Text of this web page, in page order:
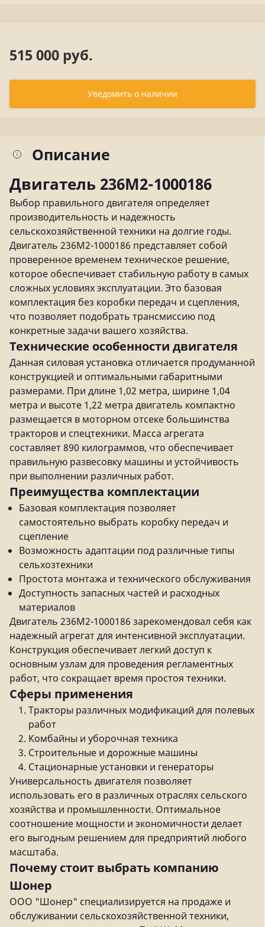
515 000 руб.
Уведомить о наличии
Описание
Двигатель 236М2-1000186
Выбор правильного двигателя определяет
производительность и надежность
сельскохозяйственной техники на долгие годы.
Двигатель 236М2-1000186 представляет собой
проверенное временем техническое решение,
которое обеспечивает стабильную работу в самых
сложных условиях эксплуатации. Это базовая
комплектация без коробки передач и сцепления,
что позволяет подобрать трансмиссию под
конкретные задачи вашего хозяйства.
Технические особенности двигателя
Данная силовая установка отличается продуманной
конструкцией и оптимальными габаритными
размерами. При длине 1,02 метра, ширине 1,04
метра и высоте 1,22 метра двигатель компактно
размещается в моторном отсеке большинства
тракторов и спецтехники. Масса агрегата
составляет 890 килограммов, что обеспечивает
правильную развесовку машины и устойчивость
при выполнении различных работ.
Преимущества комплектации
Базовая комплектация позволяет
самостоятельно выбрать коробку передач и
сцепление
Возможность адаптации под различные типы
сельхозтехники
Простота монтажа и технического обслуживания
Доступность запасных частей и расходных
материалов
Двигатель 236М2-1000186 зарекомендовал себя как
надежный агрегат для интенсивной эксплуатации.
Конструкция обеспечивает легкий доступ к
основным узлам для проведения регламентных
работ, что сокращает время простоя техники.
Сферы применения
Тракторы различных модификаций для полевых
работ
Комбайны и уборочная техника
Строительные и дорожные машины
Стационарные установки и генераторы
Универсальность двигателя позволяет
использовать его в различных отраслях сельского
хозяйства и промышленности. Оптимальное
соотношение мощности и экономичности делает
его выгодным решением для предприятий любого
масштаба.
Почему стоит выбрать компанию
Шонер
ООО "Шонер" специализируется на продаже и
обслуживании сельскохозяйственной техники,